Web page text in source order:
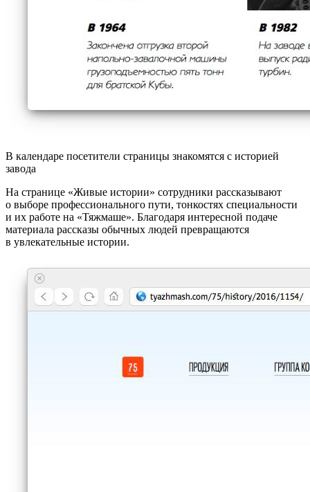
В календаре посетители страницы знакомятся с историей
завода
На странице «Живые истории» сотрудники рассказывают
о выборе профессионального пути, тонкостях специальности
и их работе на «Тяжмаше». Благодаря интересной подаче
материала рассказы обычных людей превращаются
в увлекательные истории.